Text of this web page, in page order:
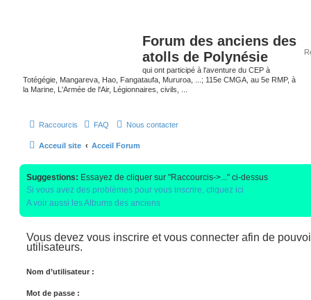
Forum des anciens des
atolls de Polynésie
qui ont participé à l'aventure du CEP à
Totégégie, Mangareva, Hao, Fangataufa, Mururoa, ...; 115e CMGA, au 5e RMP, à
la Marine, L'Armée de l'Air, Légionnaires, civils, ...
Raccourcis FAQ Nous contacter
Acceuil site Acceil Forum
Suggestions: Essayez de cliquer sur "Raccourcis->..." ci-dessus
Si vous avez des problèmes pour vous inscrire, cliquez ici
A voir aussi les Albums des anciens
Vous devez vous inscrire et vous connecter afin de
utilisateurs.
Nom d’utilisateur :
Mot de passe :